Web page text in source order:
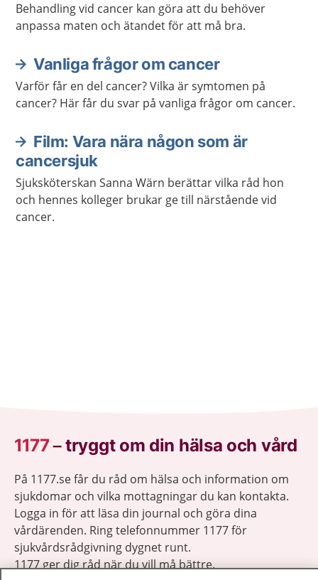
Behandling vid cancer kan göra att du behöver
anpassa maten och ätandet för att må bra.
Vanliga frågor om cancer
Varför får en del cancer? Vilka är symtomen på
cancer? Här får du svar på vanliga frågor om cancer.
Film: Vara nära någon som är
cancersjuk
Sjuksköterskan Sanna Wärn berättar vilka råd hon
och hennes kolleger brukar ge till närstående vid
cancer.
1177–tryggt om din hälsa och vård
På 1177.se får du råd om hälsa och information om
sjukdomar och vilka mottagningar du kan kontakta.
Logga in för att läsa din journal och göra dina
vårdärenden. Ring telefonnummer 1177 för
sjukvårdsrådgivning dygnet runt.
1177 ger dig råd när du vill må bättre.